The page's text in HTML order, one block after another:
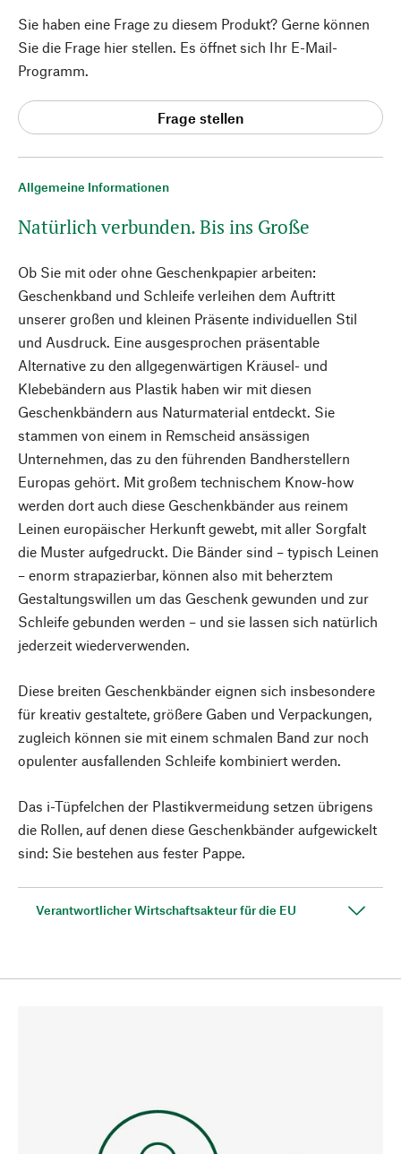
Allgemeine Informationen
Natürlich verbunden. Bis ins Große
Ob Sie mit oder ohne Geschenkpapier arbeiten:
Geschenkband und Schleife verleihen dem Auftritt
unserer großen und kleinen Präsente individuellen Stil
und Ausdruck. Eine ausgesprochen präsentable
Alternative zu den allgegenwärtigen Kräusel- und
Klebebändern aus Plastik haben wir mit diesen
Geschenkbändern aus Naturmaterial entdeckt. Sie
stammen von einem in Remscheid ansässigen
Unternehmen, das zu den führenden Bandherstellern
Europas gehört. Mit großem technischem Know-how
werden dort auch diese Geschenkbänder aus reinem
Leinen europäischer Herkunft gewebt, mit aller Sorgfalt
die Muster aufgedruckt. Die Bänder sind – typisch Leinen
– enorm strapazierbar, können also mit beherztem
Gestaltungswillen um das Geschenk gewunden und zur
Schleife gebunden werden – und sie lassen sich natürlich
jederzeit wiederverwenden.
Diese breiten Geschenkbänder eignen sich insbesondere
für kreativ gestaltete, größere Gaben und Verpackungen,
zugleich können sie mit einem schmalen Band zur noch
opulenter ausfallenden Schleife kombiniert werden.
Das i-Tüpfelchen der Plastikvermeidung setzen übrigens
die Rollen, auf denen diese Geschenkbänder aufgewickelt
sind: Sie bestehen aus fester Pappe.
Verantwortlicher Wirtschaftsakteur für die EU
Sie haben eine Frage zu diesem Produkt? Gerne können
Sie die Frage hier stellen. Es öffnet sich Ihr E-Mail-
Programm.
Frage stellen